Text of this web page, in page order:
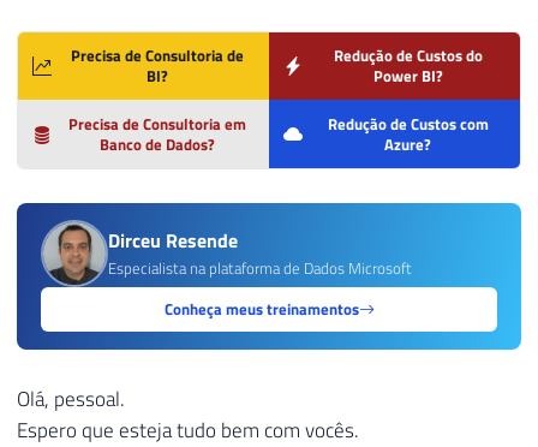
Precisa de Consultoria de
BI?
Redução de Custos do
Power BI?
Precisa de Consultoria em
Banco de Dados?
Redução de Custos com
Azure?
Dirceu Resende
Especialista na plataforma de Dados Microsoft
Conheça meus treinamentos
Olá, pessoal.
Espero que esteja tudo bem com vocês.